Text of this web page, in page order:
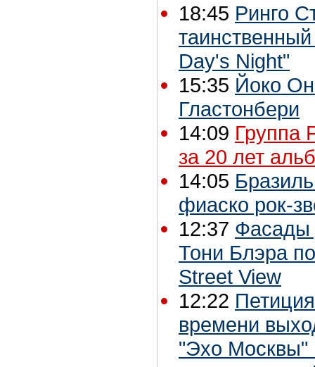
18:45 Ринго
Day's Night"
15:35 Йоко
Гластонбери
14:09 Группа
за 20 лет
14:05
фиаско рок-
12:37 Фасады
Тони Блэра
Street View
12:22
времени
"Эхо Москвы"